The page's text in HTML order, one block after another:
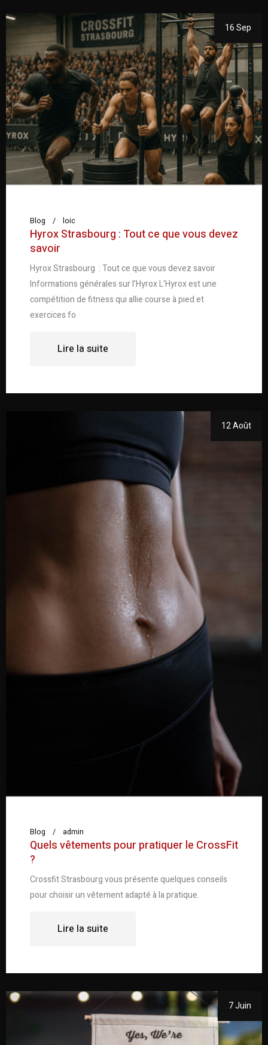
16 Sep
Blog loic
Hyrox Strasbourg : Tout ce que vous devez
savoir
Hyrox Strasbourg : Tout ce que vous devez savoir
Informations générales sur l’Hyrox L’Hyrox est une
compétition de fitness qui allie course à pied et
exercices fo
Lire la suite
12 Août
Blog admin
Quels vêtements pour pratiquer le CrossFit
?
Crossfit Strasbourg vous présente quelques conseils
pour choisir un vêtement adapté à la pratique.
Lire la suite
7 Juin